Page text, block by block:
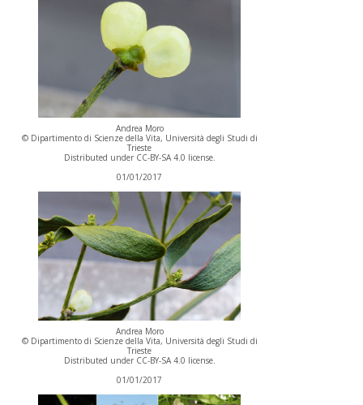
Andrea Moro
© Dipartimento di Scienze della Vita, Università degli Studi di
Trieste
Distributed under CC-BY-SA 4.0 license.
01/01/2017
Andrea Moro
© Dipartimento di Scienze della Vita, Università degli Studi di
Trieste
Distributed under CC-BY-SA 4.0 license.
01/01/2017